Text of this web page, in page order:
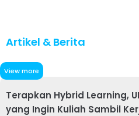
Artikel & Berita
View more
Terapkan Hybrid Learning,
yang Ingin Kuliah Sambil